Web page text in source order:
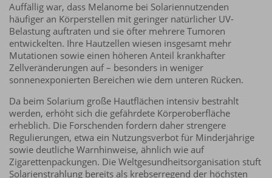
Auffällig war, dass Melanome bei Solariennutzenden
häufiger an Körperstellen mit geringer natürlicher UV-
Belastung auftraten und sie öfter mehrere Tumoren
entwickelten. Ihre Hautzellen wiesen insgesamt mehr
Mutationen sowie einen höheren Anteil krankhafter
Zellveränderungen auf – besonders in weniger
sonnenexponierten Bereichen wie dem unteren Rücken.
Da beim Solarium große Hautflächen intensiv bestrahlt
werden, erhöht sich die gefährdete Körperoberfläche
erheblich. Die Forschenden fordern daher strengere
Regulierungen, etwa ein Nutzungsverbot für Minderjährige
sowie deutliche Warnhinweise, ähnlich wie auf
Zigarettenpackungen. Die Weltgesundheitsorganisation stuft
Solarienstrahlung bereits als krebserregend der höchsten